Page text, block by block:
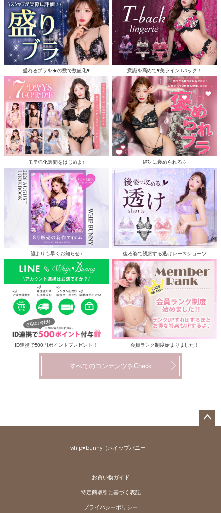
盛れるブラを★の数で数値化♥ 意識を高めて♥美ラインTバック！
モテ強化週間をはじめよ♪ 絶対に褒められる♡
誰よりも早くお知らせ♪ 後ろ姿で誘惑する透けレースショーツ
ID連携で500円ポイントプレゼント！ 会員ランク制度始まりました！
すべてのコンテンツをCheck
whip♥bunny（ホイップバニー）
お買い物ガイド
特定商取引に基づく表記
プライバシーポリシー